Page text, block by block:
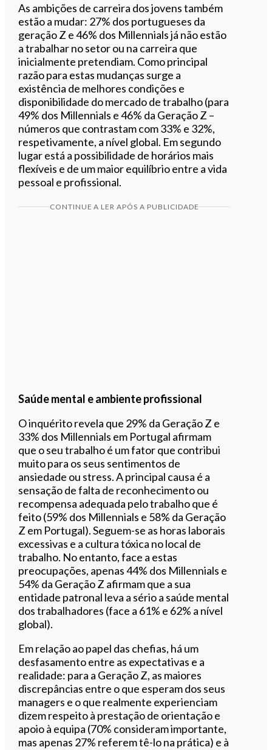
As ambições de carreira dos jovens também
estão a mudar: 27% dos portugueses da
geração Z e 46% dos Millennials já não estão
a trabalhar no setor ou na carreira que
inicialmente pretendiam. Como principal
razão para estas mudanças surge a
existência de melhores condições e
disponibilidade do mercado de trabalho (para
49% dos Millennials e 46% da Geração Z –
números que contrastam com 33% e 32%,
respetivamente, a nível global. Em segundo
lugar está a possibilidade de horários mais
flexíveis e de um maior equilíbrio entre a vida
pessoal e profissional.
CONTINUE A LER APÓS A PUBLICIDADE
Saúde mental e ambiente profissional
O inquérito revela que 29% da Geração Z e
33% dos Millennials em Portugal afirmam
que o seu trabalho é um fator que contribui
muito para os seus sentimentos de
ansiedade ou stress. A principal causa é a
sensação de falta de reconhecimento ou
recompensa adequada pelo trabalho que é
feito (59% dos Millennials e 58% da Geração
Z em Portugal). Seguem-se as horas laborais
excessivas e a cultura tóxica no local de
trabalho. No entanto, face a estas
preocupações, apenas 44% dos Millennials e
54% da Geração Z afirmam que a sua
entidade patronal leva a sério a saúde mental
dos trabalhadores (face a 61% e 62% a nível
global).
Em relação ao papel das chefias, há um
desfasamento entre as expectativas e a
realidade: para a Geração Z, as maiores
discrepâncias entre o que esperam dos seus
managers e o que realmente experienciam
dizem respeito à prestação de orientação e
apoio à equipa (70% consideram importante,
mas apenas 27% referem tê-lo na prática) e à